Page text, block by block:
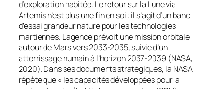
d’exploration habitée. Le retour sur la Lune via
Artemisn’est plus une fin en soi : il s’agit d’un banc
d’essai grandeur nature pour les technologies
martiennes. L’agence prévoit une mission orbitale
autour de Mars vers 2033-2035, suivie d’un
atterrissage humain à l’horizon 2037-2039 (NASA,
2020). Dans ses documents stratégiques, la NASA
répète que « les capacités développées pour la